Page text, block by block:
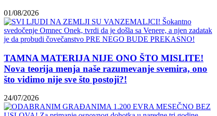
01/08/2026
TAMNA MATERIJA NIJE ONO ŠTO MISLITE!
Nova teorija menja naše razumevanje svemira, ono
što vidimo nije sve što postoji?!
24/07/2026